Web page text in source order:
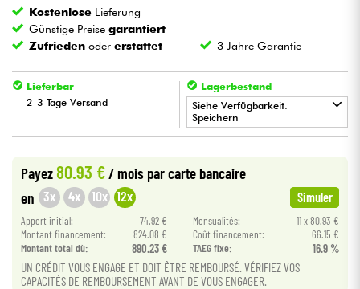
Drums
Violinen & Quartett
Kabel & Zubehöre
HiFi
Bundle
Kostenlose Lieferung
Günstige Preisegarantiert
Zufrieden odererstattet 3 Jahre Garantie
Lieferbar
2-3 Tage Versand
Lagerbestand
Siehe Verfügbarkeit.
Speichern
• BRUGES
Star'SMusic
• Music
Payez 80.93 €/ mois par carte bancaire
en 3x 4x 10x 12x Simuler
Apport initial: 74.92 € Mensualités:
11 x 80.93 €
Montant financement:
824.08 € Coût financement:
66.15 €
Montant total dù:
890.23 € TAEG fixe: 16.9 %
UN CRÉDIT VOUS ENGAGE ET DOIT ÊTRE REMBOURSÉ. VÉRIFIEZ VOS
CAPACITÉS DE REMBOURSEMENT AVANT DE VOUS ENGAGER.